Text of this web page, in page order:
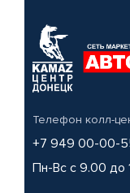
Телефон колл-
+7 949 00-00-
Пн-Вс с 9.00 до